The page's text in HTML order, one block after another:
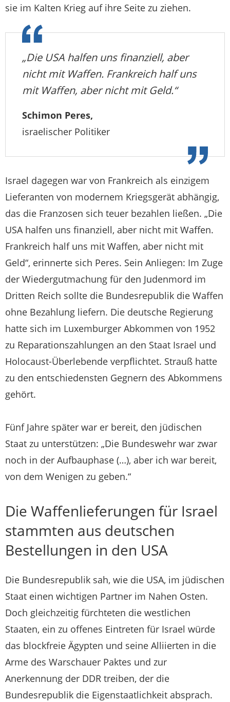
sie im Kalten Krieg auf ihre Seite zu ziehen.
„Die USA halfen uns finanziell, aber
nicht mit Waffen. Frankreich half uns
mit Waffen, aber nicht mit Geld.“
Schimon Peres,
israelischer Politiker
Israel dagegen war von Frankreich als einzigem
Lieferanten von modernem Kriegsgerät abhängig,
das die Franzosen sich teuer bezahlen ließen. „Die
USA halfen uns finanziell, aber nicht mit Waffen.
Frankreich half uns mit Waffen, aber nicht mit
Geld“, erinnerte sich Peres. Sein Anliegen: Im Zuge
der Wiedergutmachung für den Judenmord im
Dritten Reich sollte die Bundesrepublik die Waffen
ohne Bezahlung liefern. Die deutsche Regierung
hatte sich im Luxemburger Abkommen von 1952
zu Reparationszahlungen an den Staat Israel und
Holocaust-Überlebende verpflichtet. Strauß hatte
zu den entschiedensten Gegnern des Abkommens
gehört.
Fünf Jahre später war er bereit, den jüdischen
Staat zu unterstützen: „Die Bundeswehr war zwar
noch in der Aufbauphase (…), aber ich war bereit,
von dem Wenigen zu geben.“
Die Waffenlieferungen für Israel
stammten aus deutschen
Bestellungen in den USA
Die Bundesrepublik sah, wie die USA, im jüdischen
Staat einen wichtigen Partner im Nahen Osten.
Doch gleichzeitig fürchteten die westlichen
Staaten, ein zu offenes Eintreten für Israel würde
das blockfreie Ägypten und seine Alliierten in die
Arme des Warschauer Paktes und zur
Anerkennung der DDR treiben, der die
Bundesrepublik die Eigenstaatlichkeit absprach.